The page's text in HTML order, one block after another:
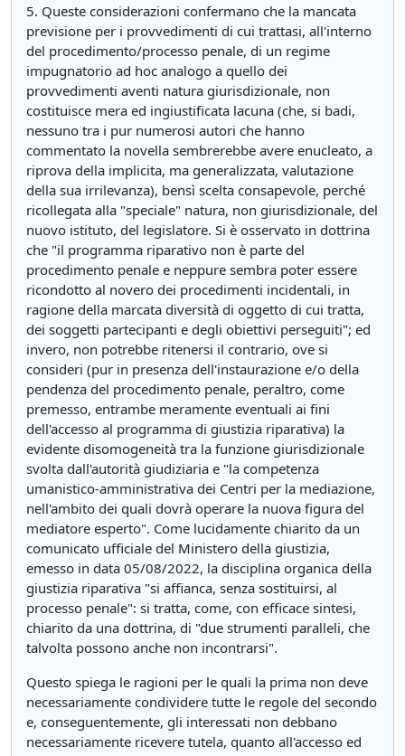
5. Queste considerazioni confermano che la mancata
previsione per i provvedimenti di cui trattasi, all'interno
del procedimento/processo penale, di un regime
impugnatorio ad hoc analogo a quello dei
provvedimenti aventi natura giurisdizionale, non
costituisce mera ed ingiustificata lacuna (che, si badi,
nessuno tra i pur numerosi autori che hanno
commentato la novella sembrerebbe avere enucleato, a
riprova della implicita, ma generalizzata, valutazione
della sua irrilevanza), bensì scelta consapevole, perché
ricollegata alla "speciale" natura, non giurisdizionale, del
nuovo istituto, del legislatore. Si è osservato in dottrina
che "il programma riparativo non è parte del
procedimento penale e neppure sembra poter essere
ricondotto al novero dei procedimenti incidentali, in
ragione della marcata diversità di oggetto di cui tratta,
dei soggetti partecipanti e degli obiettivi perseguiti"; ed
invero, non potrebbe ritenersi il contrario, ove si
consideri (pur in presenza dell'instaurazione e/o della
pendenza del procedimento penale, peraltro, come
premesso, entrambe meramente eventuali ai fini
dell'accesso al programma di giustizia riparativa) la
evidente disomogeneità tra la funzione giurisdizionale
svolta dall'autorità giudiziaria e "la competenza
umanistico-amministrativa dei Centri per la mediazione,
nell'ambito dei quali dovrà operare la nuova figura del
mediatore esperto". Come lucidamente chiarito da un
comunicato ufficiale del Ministero della giustizia,
emesso in data 05/08/2022, la disciplina organica della
giustizia riparativa "si affianca, senza sostituirsi, al
processo penale": si tratta, come, con efficace sintesi,
chiarito da una dottrina, di "due strumenti paralleli, che
talvolta possono anche non incontrarsi".
Questo spiega le ragioni per le quali la prima non deve
necessariamente condividere tutte le regole del secondo
e, conseguentemente, gli interessati non debbano
necessariamente ricevere tutela, quanto all'accesso ed